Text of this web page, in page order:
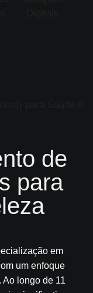
de
para
em
um enfoque
longo de 11